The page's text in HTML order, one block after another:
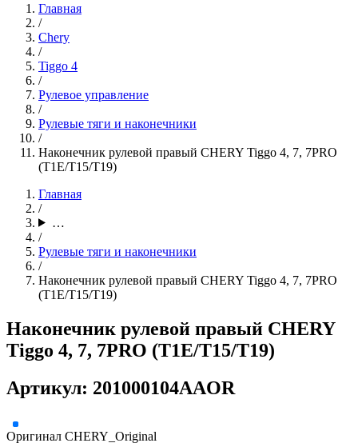
Главная
/
Chery
/
Tiggo 4
/
Рулевое управление
/
Рулевые тяги и наконечники
/
Наконечник рулевой правый CHERY Tiggo 4, 7, 7PRO
(T1E/T15/T19)
Главная
/
…
/
Рулевые тяги и наконечники
/
Наконечник рулевой правый CHERY Tiggo 4, 7, 7PRO
(T1E/T15/T19)
Наконечник рулевой правый CHERY
Tiggo 4, 7, 7PRO (T1E/T15/T19)
Артикул: 201000104AAOR
Оригинал CHERY_Original